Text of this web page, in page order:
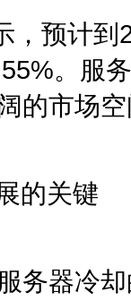
，预计
。服
的市场
的关键
务器冷